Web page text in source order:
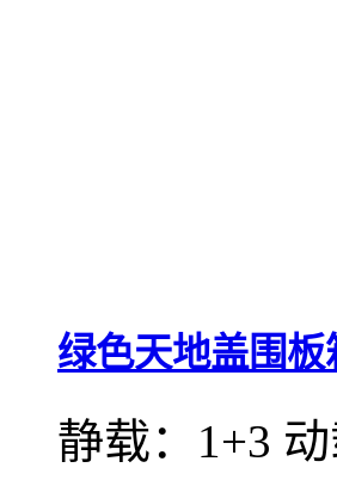
绿色天地盖围板
静载：1+3